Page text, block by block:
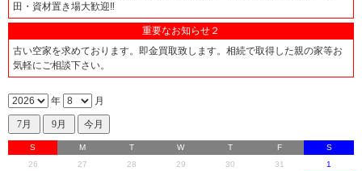
田・資材置き場大歓迎‼
重要なお知らせ２
古い空家を求めております。即金買取致します。相続で取得した親の家等お
気軽にご相談下さい。
年 月
S M T W T F
S
26
27 28 29 30 31 1